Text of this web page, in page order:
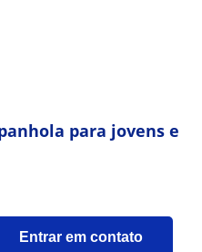
para jovens e
Entrar em contato